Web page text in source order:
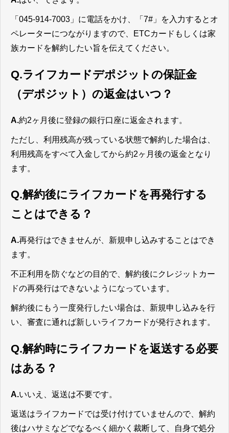
「045-914-7003」に電話をかけ、「7#」を入力するとオ
ペレーターにつながりますので、ETCカードもしくは家
族カードを解約したい旨を伝えてください。
Q.ライフカードデポジットの保証金
（デポジット）の返金はいつ？
A.約2ヶ月後に登録の銀行口座に返金されます。
ただし、利用残高が残っている状態で解約した場合は、
利用残高をすべて入金してから約2ヶ月後の返金となり
ます。
Q.解約後にライフカードを再発行する
ことはできる？
A.再発行はできませんが、新規申し込みすることはでき
ます。
不正利用を防ぐなどの目的で、解約後にクレジットカー
ドの再発行はできないようになっています。
解約後にもう一度発行したい場合は、新規申し込みを行
い、審査に通れば新しいライフカードが発行されます。
Q.解約時にライフカードを返送する必要
はある？
A.いいえ、返送は不要です。
返送はライフカードでは受け付けていませんので、解約
後はハサミなどでなるべく細かく裁断して、自身で処分